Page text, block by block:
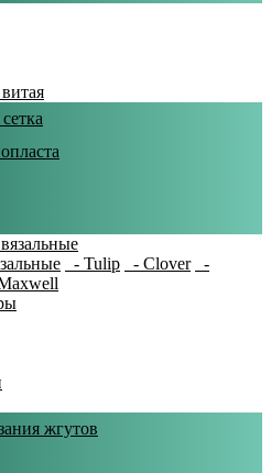
- Tulip - Clover
-
жгутов